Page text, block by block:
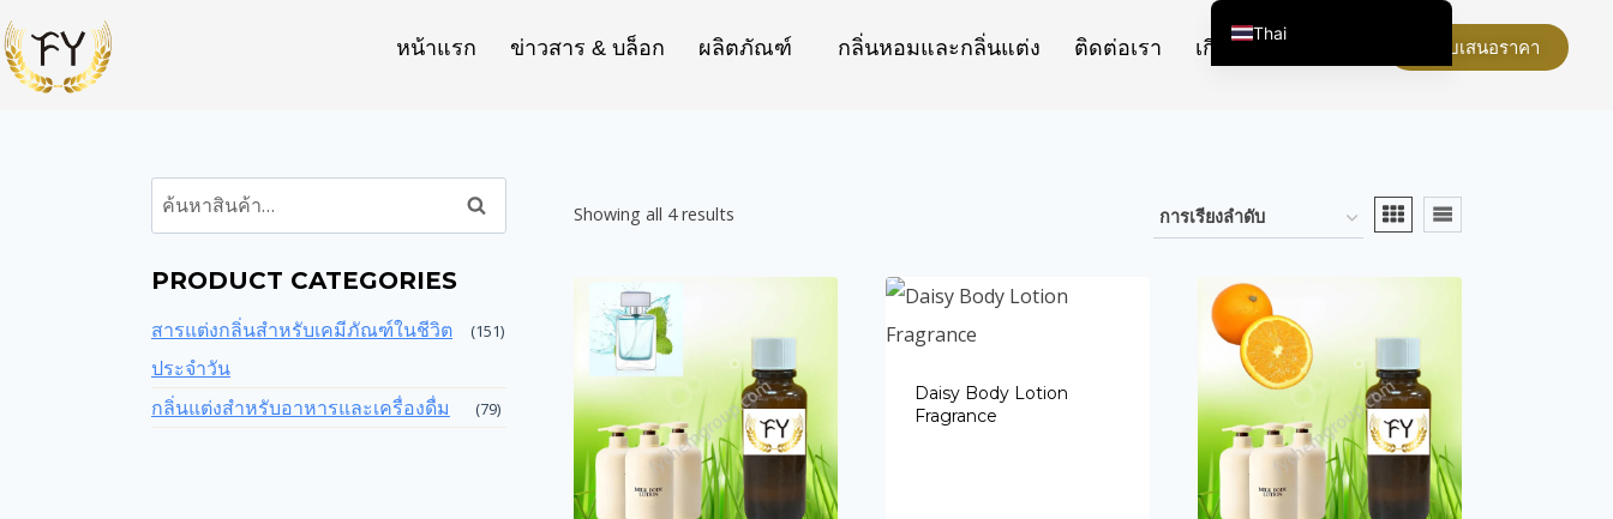
หน้าแรก ข่าวสาร & บล็อก ผลิตภัณฑ์ กลิ่นหอมและกลิ่นแต่ง ติดต่อเรา เกี่ยวกับเรา ขอใบเสนอราคา
Showing all 4 results
Daisy Body Lotion
Fragrance
ค้นหา
PRODUCT CATEGORIES
สารแต่งกลิ่นสำหรับเคมีภัณฑ์ในชีวิต
ประจำวัน
(151)
กลิ่นแต่งสำหรับอาหารและเครื่องดื่ม (79)
Thai
English (United States)
Spanish (Venezuela)
Kazakh
Spanish (Argentina)
Kyrgyz
Uzbek
Vietnamese